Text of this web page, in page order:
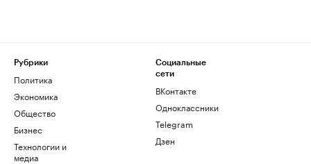
Рубрики
Политика
Экономика
Общество
Бизнес
Технологии и
медиа
Социальные
сети
ВКонтакте
Одноклассники
Telegram
Дзен